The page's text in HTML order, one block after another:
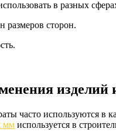
в разных
размеров сторон.
изделий
часто используются в
мм используется в